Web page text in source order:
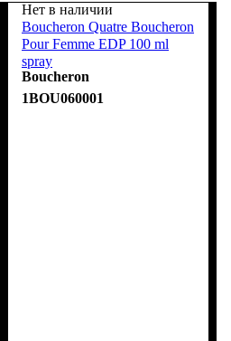
Нет в наличии
Boucheron Quatre Boucheron
Pour Femme EDP 100 ml
spray
Boucheron
1BOU060001